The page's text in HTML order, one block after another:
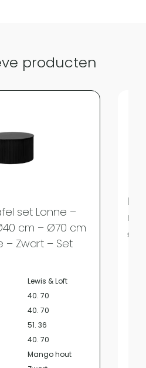
producten
set Lonne –
cm – Ø70 cm
– Zwart – Set
Lewis & Loft
40. 70
40. 70
51. 36
40. 70
Mango hout